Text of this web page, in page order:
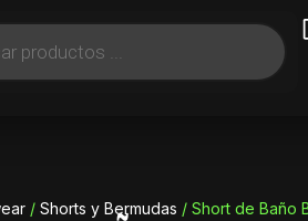
/ Shorts y Bermudas / Short de Baño